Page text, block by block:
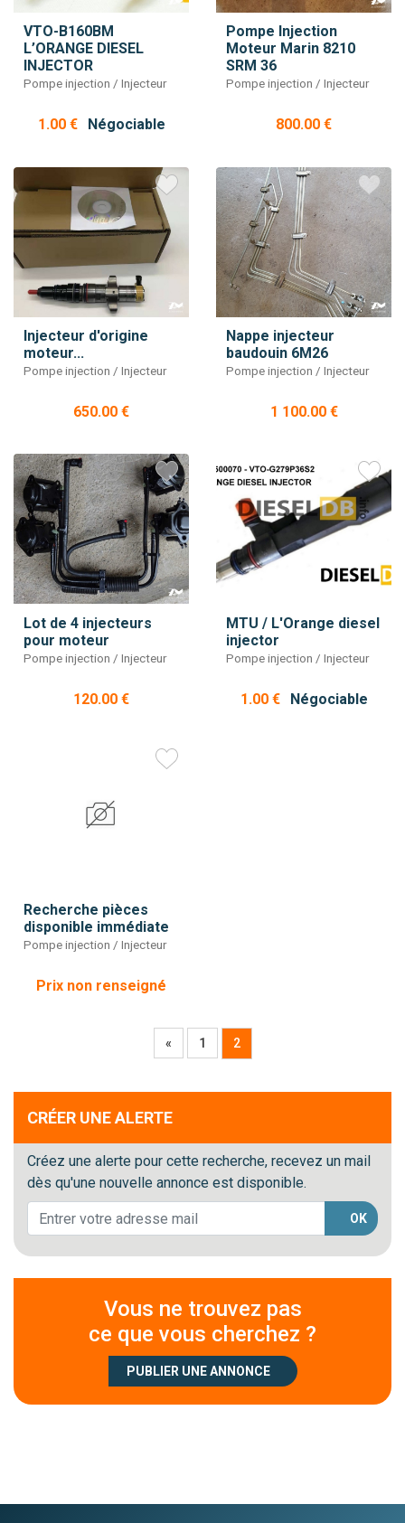
VTO-B160BM
L’ORANGE DIESEL
INJECTOR
Pompe injection / Injecteur
1.00 € Négociable
Pompe Injection
Moteur Marin 8210
SRM 36
Pompe injection / Injecteur
800.00 €
Injecteur d'origine
moteur...
Pompe injection / Injecteur
650.00 €
Nappe injecteur
baudouin 6M26
Pompe injection / Injecteur
1 100.00 €
Lot de 4 injecteurs
pour moteur
Pompe injection / Injecteur
120.00 €
MTU / L'Orange diesel
injector
Pompe injection / Injecteur
1.00 € Négociable
Recherche pièces
disponible immédiate
Pompe injection / Injecteur
Prix non renseigné
« 1 2
Vous ne trouvez pas
ce que vous cherchez ?
PUBLIER UNE ANNONCE
CRÉER UNE ALERTE
Créez une alerte pour cette recherche, recevez un mail
dès qu'une nouvelle annonce est disponible.
OK